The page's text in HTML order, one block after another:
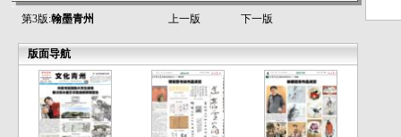
第3版:翰墨青州 上一版 下一版
版面导航